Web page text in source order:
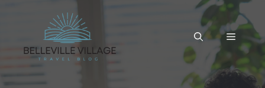
Menu